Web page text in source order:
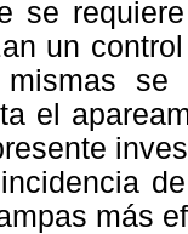
se
un
se
el
más